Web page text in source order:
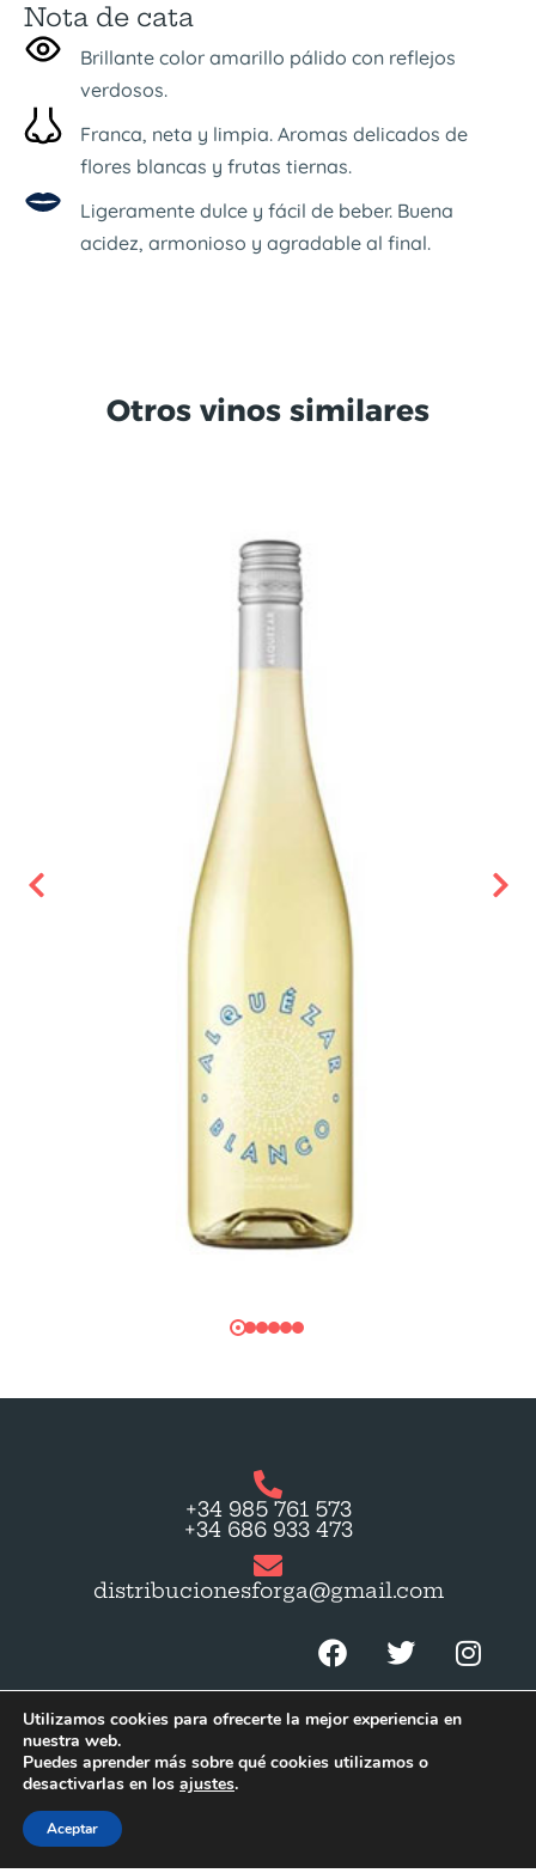
Nota de cata
Brillante color amarillo pálido con reflejos
verdosos.
Franca, neta y limpia. Aromas delicados de
flores blancas y frutas tiernas.
Ligeramente dulce y fácil de beber. Buena
acidez, armonioso y agradable al final.
Otros vinos similares
+34 985 761 573
+34 686 933 473
distribucionesforga@gmail.com
© 2023 by Gapmedia
Utilizamos cookies para ofrecerte la mejor experiencia en
nuestra web.
Puedes aprender más sobre qué cookies utilizamos o
desactivarlas en los ajustes.
Aceptar